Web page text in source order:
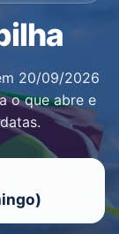
20/09/2026
o que abre e